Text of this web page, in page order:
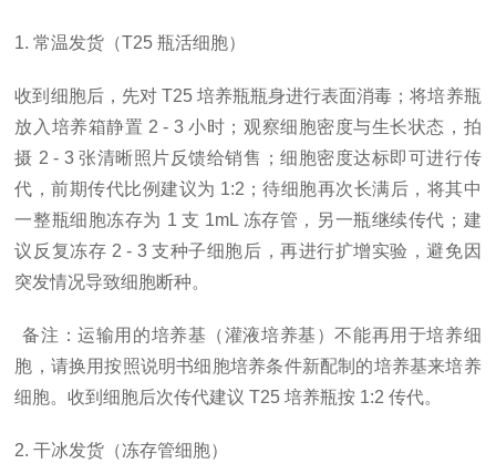
1. 常温发货（T25 瓶活细胞）
收到细胞后，先对 T25 培养瓶瓶身进行表面消毒；将培养瓶
放入培养箱静置 2 - 3 小时；观察细胞密度与生长状态，拍
摄 2 - 3 张清晰照片反馈给销售；细胞密度达标即可进行传
代，前期传代比例建议为 1:2；待细胞再次长满后，将其中
一整瓶细胞冻存为 1 支 1mL 冻存管，另一瓶继续传代；建
议反复冻存 2 - 3 支种子细胞后，再进行扩增实验，避免因
突发情况导致细胞断种。
备注：运输用的培养基（灌液培养基）不能再用于培养细
胞，请换用按照说明书细胞培养条件新配制的培养基来培养
细胞。收到细胞后次传代建议 T25 培养瓶按 1:2 传代。
2. 干冰发货（冻存管细胞）